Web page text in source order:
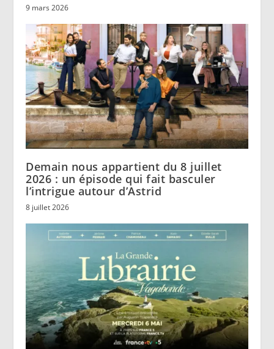
9 mars 2026
Demain nous appartient du 8 juillet
2026 : un épisode qui fait basculer
l’intrigue autour d’Astrid
8 juillet 2026